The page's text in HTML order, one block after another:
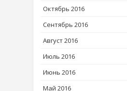
Октябрь 2016
Сентябрь 2016
Август 2016
Июль 2016
Июнь 2016
Май 2016